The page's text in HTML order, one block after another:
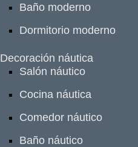
Baño moderno
Dormitorio moderno
Decoración náutica
Salón náutico
Cocina náutica
Comedor náutico
Baño náutico